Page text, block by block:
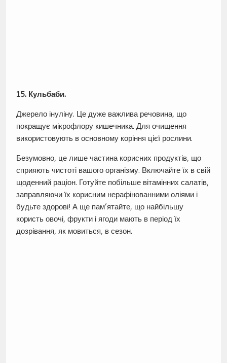
15. Кульбаби.
Джерело інуліну. Це дуже важлива речовина, що
покращує мікрофлору кишечника. Для очищення
використовують в основному коріння цієї рослини.
Безумовно, це лише частина корисних продуктів, що
сприяють чистоті вашого організму. Включайте їх в свій
щоденний раціон. Готуйте побільше вітамінних салатів,
заправляючи їх корисним нерафінованними оліями і
будьте здорові! А ще пам’ятайте, що найбільшу
користь овочі, фрукти і ягоди мають в період їх
дозрівання, як мовиться, в сезон.